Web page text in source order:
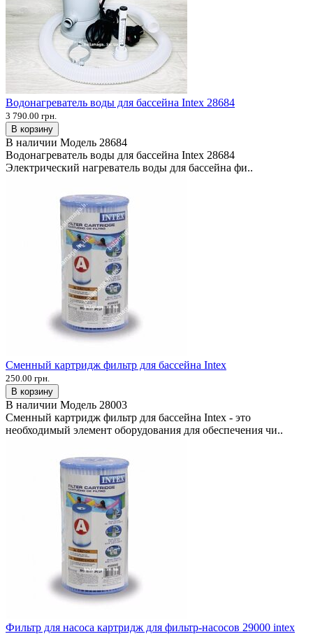
Водонагреватель воды для бассейна Intex 28684
3 790.00 грн.
В корзину
В наличии Модель 28684
Водонагреватель воды для бассейна Intex 28684
Электрический нагреватель воды для бассейна фи..
Сменный картридж фильтр для бассейна Intex
250.00 грн.
В корзину
В наличии Модель 28003
Сменный картридж фильтр для бассейна Intex - это
необходимый элемент оборудования для обеспечения чи..
Фильтр для насоса картридж для фильтр-насосов 29000 intex